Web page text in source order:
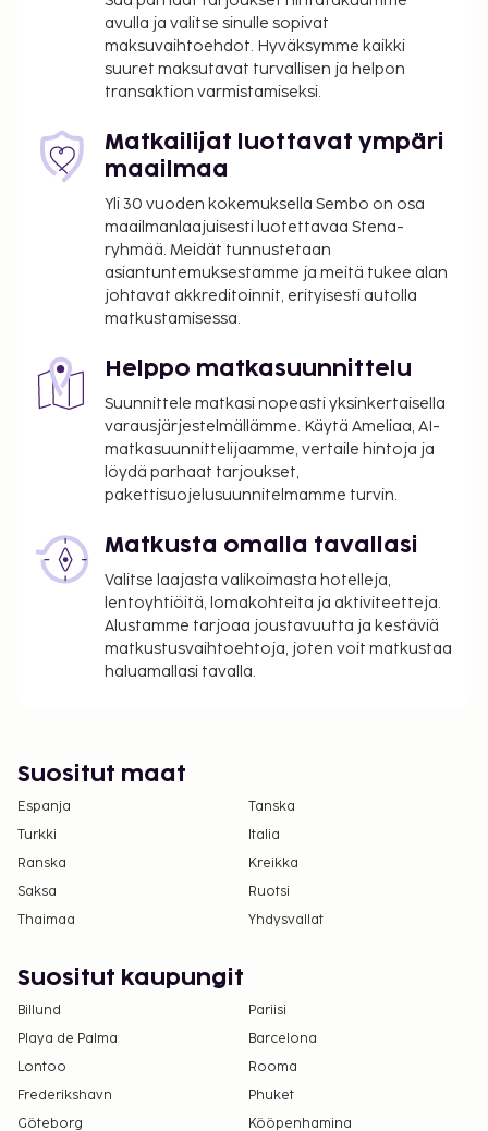
avulla ja valitse sinulle sopivat
maksuvaihtoehdot. Hyväksymme kaikki
suuret maksutavat turvallisen ja helpon
transaktion varmistamiseksi.
Matkailijat luottavat ympäri
maailmaa
Yli 30 vuoden kokemuksella Sembo on osa
maailmanlaajuisesti luotettavaa Stena-
ryhmää. Meidät tunnustetaan
asiantuntemuksestamme ja meitä tukee alan
johtavat akkreditoinnit, erityisesti autolla
matkustamisessa.
Helppo matkasuunnittelu
Suunnittele matkasi nopeasti yksinkertaisella
varausjärjestelmällämme. Käytä Ameliaa, AI-
matkasuunnittelijaamme, vertaile hintoja ja
löydä parhaat tarjoukset,
pakettisuojelusuunnitelmamme turvin.
Matkusta omalla tavallasi
Valitse laajasta valikoimasta hotelleja,
lentoyhtiöitä, lomakohteita ja aktiviteetteja.
Alustamme tarjoaa joustavuutta ja kestäviä
matkustusvaihtoehtoja, joten voit matkustaa
haluamallasi tavalla.
Suositut maat
Espanja
Tanska
Turkki
Italia
Ranska
Kreikka
Saksa
Ruotsi
Thaimaa
Yhdysvallat
Suositut kaupungit
Billund
Pariisi
Playa de Palma
Barcelona
Lontoo
Rooma
Frederikshavn
Phuket
Göteborg
Kööpenhamina